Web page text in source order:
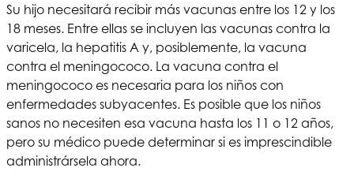
Su hijo necesitará recibir más vacunas entre los 12 y los
18 meses. Entre ellas se incluyen las vacunas contra la
varicela, la hepatitis A y, posiblemente, la vacuna
contra el meningococo. La vacuna contra el
meningococo es necesaria para los niños con
enfermedades subyacentes. Es posible que los niños
sanos no necesiten esa vacuna hasta los 11 o 12 años,
pero su médico puede determinar si es imprescindible
administrársela ahora.